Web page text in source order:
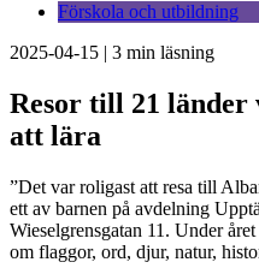
Förskola och utbildning
2025-04-15 | 3 min läsning
Resor till 21 länder
att lära​
”Det var roligast att resa till
ett av barnen på avdelning
Wieselgrensgatan 11. Under
om flaggor, ord, djur, natur,